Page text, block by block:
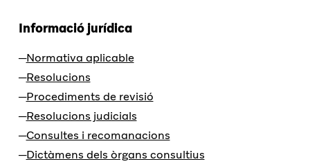
Informació jurídica
Normativa aplicable
Resolucions
Procediments de revisió
Resolucions judicials
Consultes i recomanacions
Dictàmens dels òrgans consultius